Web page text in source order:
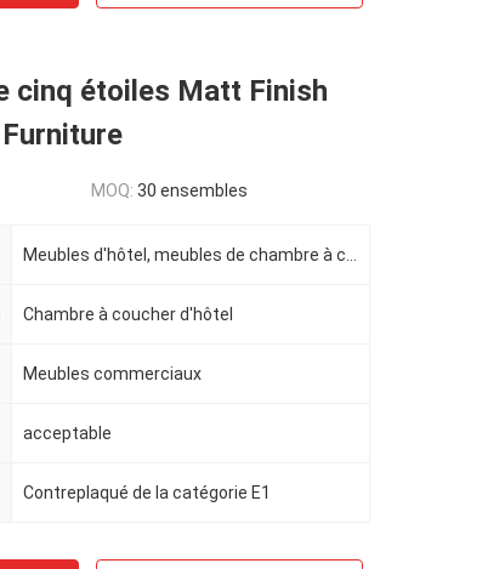
cinq étoiles Matt Finish
MOQ: 30 ensembles
Chambre à coucher d'hôtel
Meubles commerciaux
acceptable
Contreplaqué de la catégorie E1